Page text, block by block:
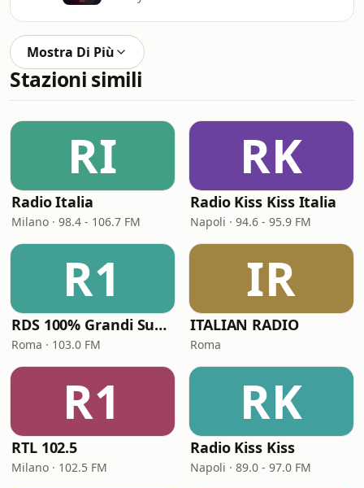
Mostra Di Più
Stazioni simili
RI
Radio Italia
Milano · 98.4 - 106.7 FM
RK
Radio Kiss Kiss Italia
Napoli · 94.6 - 95.9 FM
R1
RDS 100% Grandi Successi
Roma · 103.0 FM
IR
ITALIAN RADIO
Roma
R1
RTL 102.5
Milano · 102.5 FM
RK
Radio Kiss Kiss
Napoli · 89.0 - 97.0 FM